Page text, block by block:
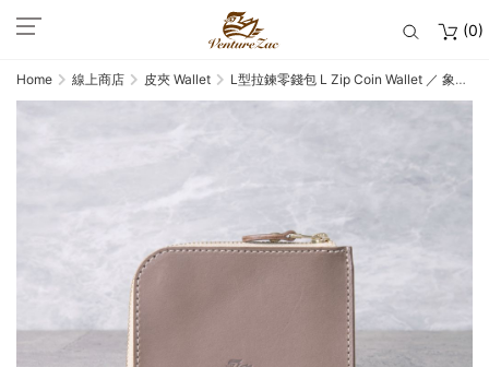
(0)
Home 線上商店 皮夾 Wallet
L型拉鍊零錢包 L Zip Coin Wallet ／ 象灰
Gray